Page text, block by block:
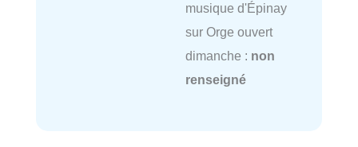
musique d'Épinay
sur Orge ouvert
dimanche : non
renseigné